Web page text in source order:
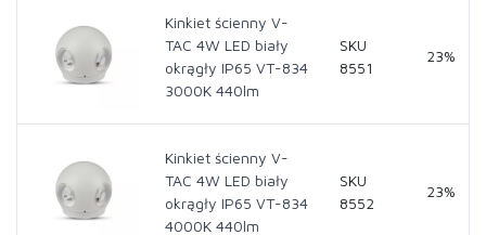
Kinkiet ścienny V-
TAC 4W LED biały
okrągły IP65 VT-834
3000K 440lm
SKU
8551
23%
Kinkiet ścienny V-
TAC 4W LED biały
okrągły IP65 VT-834
4000K 440lm
SKU
8552
23%